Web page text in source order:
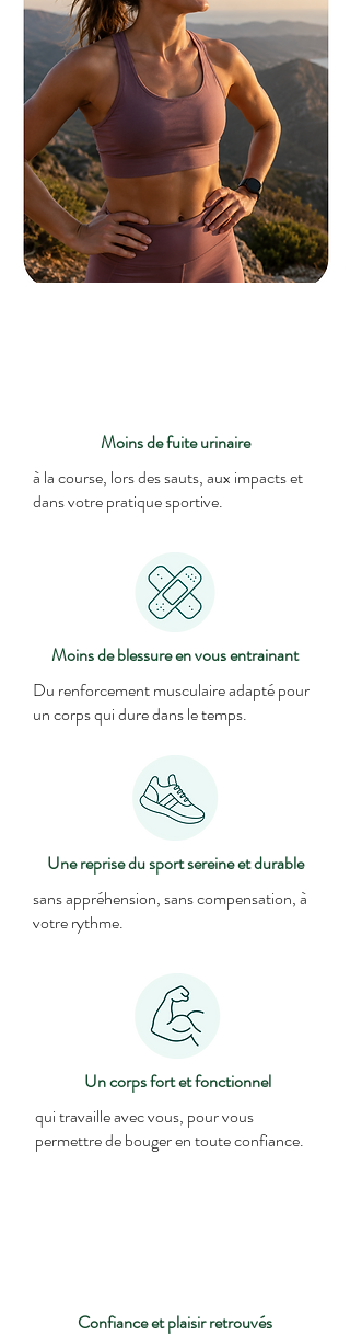
Moins de fuite urinaire
à la course, lors des sauts, aux impacts et
dans votre pratique sportive.
Moins de blessure en vous entrainant
Du renforcement musculaire adapté pour
un corps qui dure dans le temps.
Une reprise du sport sereine et durable
sans appréhension, sans compensation, à
votre rythme.
Un corps fort et fonctionnel
qui travaille avec vous, pour vous
permettre de bouger en toute confiance.
Confiance et plaisir retrouvés